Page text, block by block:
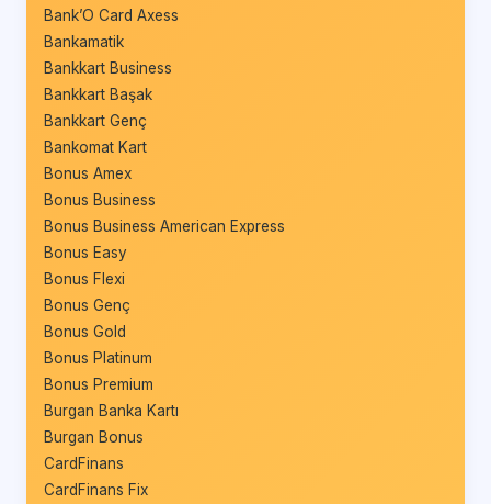
Bank’O Card Axess
Bankamatik
Bankkart Business
Bankkart Başak
Bankkart Genç
Bankomat Kart
Bonus Amex
Bonus Business
Bonus Business American Express
Bonus Easy
Bonus Flexi
Bonus Genç
Bonus Gold
Bonus Platinum
Bonus Premium
Burgan Banka Kartı
Burgan Bonus
CardFinans
CardFinans Fix